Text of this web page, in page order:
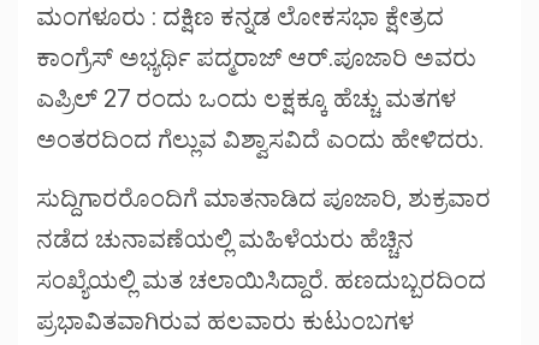
ಮಂಗಳೂರು : ದಕ್ಷಿಣ ಕನ್ನಡ ಲೋಕಸಭಾ ಕ್ಷೇತ್ರದ
ಕಾಂಗ್ರೆಸ್ ಅಭ್ಯರ್ಥಿ ಪದ್ಮರಾಜ್ ಆರ್.ಪೂಜಾರಿ ಅವರು
ಎಪ್ರಿಲ್ 27 ರಂದು ಒಂದು ಲಕ್ಷಕ್ಕೂ ಹೆಚ್ಚು ಮತಗಳ
ಅಂತರದಿಂದ ಗೆಲ್ಲುವ ವಿಶ್ವಾಸವಿದೆ ಎಂದು ಹೇಳಿದರು.
ಸುದ್ದಿಗಾರರೊಂದಿಗೆ ಮಾತನಾಡಿದ ಪೂಜಾರಿ, ಶುಕ್ರವಾರ
ನಡೆದ ಚುನಾವಣೆಯಲ್ಲಿ ಮಹಿಳೆಯರು ಹೆಚ್ಚಿನ
ಸಂಖ್ಯೆಯಲ್ಲಿ ಮತ ಚಲಾಯಿಸಿದ್ದಾರೆ. ಹಣದುಬ್ಬರದಿಂದ
ಪ್ರಭಾವಿತವಾಗಿರುವ ಹಲವಾರು ಕುಟುಂಬಗಳ